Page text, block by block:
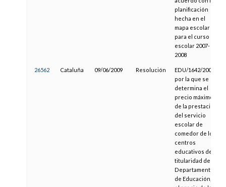
planificación
hecha en el
mapa escolar
para el curso
escolar 2007-
2008
26562 Cataluña 09/06/2009 Resolución
EDU/1642/2009,
por la que se
determina el
precio máximo
de la prestación
del servicio
escolar de
comedor de los
centros
educativos de
titularidad del
Departamento
de Educación, y